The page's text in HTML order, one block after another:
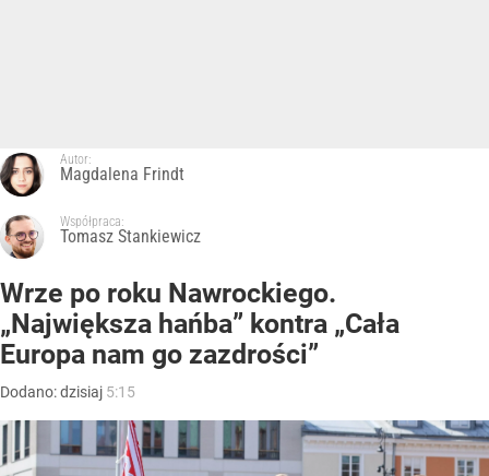
Autor:
Magdalena Frindt
Współpraca:
Tomasz Stankiewicz
Wrze po roku Nawrockiego.
„Największa hańba” kontra „Cała
Europa nam go zazdrości”
Dodano:dzisiaj 5:15